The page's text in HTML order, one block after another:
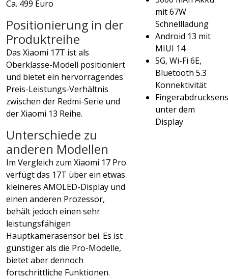
Ca. 499 Euro
Positionierung in der
Produktreihe
Das Xiaomi 17T ist als
Oberklasse-Modell positioniert
und bietet ein hervorragendes
Preis-Leistungs-Verhältnis
zwischen der Redmi-Serie und
der Xiaomi 13 Reihe.
Unterschiede zu
anderen Modellen
Im Vergleich zum Xiaomi 17 Pro
verfügt das 17T über ein etwas
kleineres AMOLED-Display und
einen anderen Prozessor,
behält jedoch einen sehr
leistungsfähigen
Hauptkamerasensor bei. Es ist
günstiger als die Pro-Modelle,
bietet aber dennoch
fortschrittliche Funktionen.
mit 67W
Schnellladung
Android 13 mit
MIUI 14
5G, Wi-Fi 6E,
Bluetooth 5.3
Konnektivität
unter dem
Display